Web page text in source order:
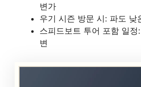
변가
우기 시즌 방문 시: 파도 낮
스피드보트 투어 포함 일정
변